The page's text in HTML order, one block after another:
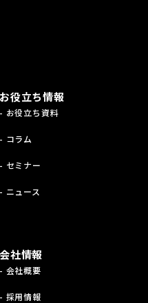
お役立ち情報
- お役立ち資料
- コラム
- セミナー
- ニュース
会社情報
- 会社概要
- 採用情報